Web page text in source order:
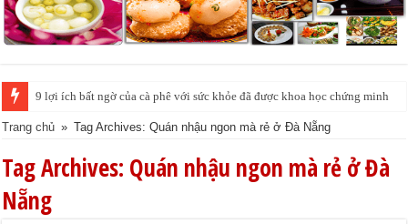
9 lợi ích bất ngờ của cà phê với sức khỏe đã được khoa học chứng minh
Trang chủ » Tag Archives: Quán nhậu ngon mà rẻ ở Đà Nẵng
Tag Archives: Quán nhậu ngon mà rẻ ở Đà
Nẵng